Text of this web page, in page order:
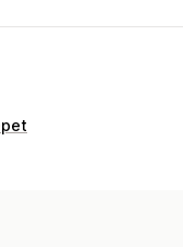
kanalda mesajlaşma